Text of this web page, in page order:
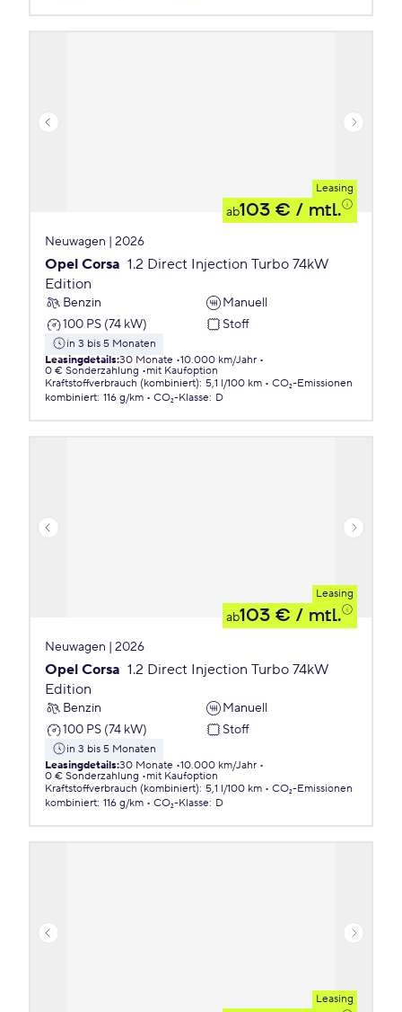
Leasing
ab103 € / mtl.
Neuwagen | 2026
Opel Corsa 1.2 Direct Injection Turbo 74kW
Edition
Benzin
Manuell
100 PS (74 kW)
Stoff
in 3 bis 5 Monaten
Leasingdetails:30 Monate 10.000 km/Jahr
0 € Sonderzahlung
mit Kaufoption
Kraftstoffverbrauch (kombiniert): 5,1 l/100 km
CO₂-Emissionen
kombiniert: 116 g/km CO₂-Klasse: D
Leasing
ab103 € / mtl.
Neuwagen | 2026
Opel Corsa 1.2 Direct Injection Turbo 74kW
Edition
Benzin
Manuell
100 PS (74 kW)
Stoff
in 3 bis 5 Monaten
Leasingdetails:30 Monate 10.000 km/Jahr
0 € Sonderzahlung
mit Kaufoption
Kraftstoffverbrauch (kombiniert): 5,1 l/100 km
CO₂-Emissionen
kombiniert: 116 g/km CO₂-Klasse: D
Leasing